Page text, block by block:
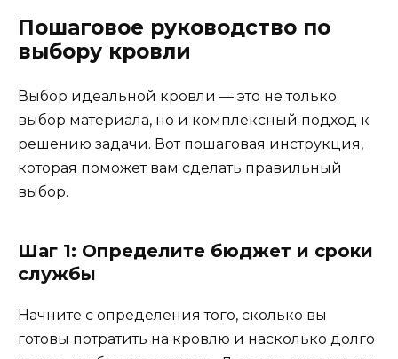
Пошаговое руководство по
выбору кровли
Выбор идеальной кровли — это не только
выбор материала, но и комплексный подход к
решению задачи. Вот пошаговая инструкция,
которая поможет вам сделать правильный
выбор.
Шаг 1: Определите бюджет и сроки
службы
Начните с определения того, сколько вы
готовы потратить на кровлю и насколько долго